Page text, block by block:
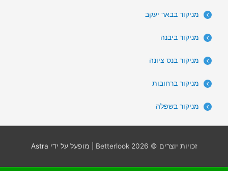
מניקור בבאר יעקב
מניקור ביבנה
מניקור בנס ציונה
מניקור ברחובות
מניקור בשפלה
זכויות יוצרים © 2026 Betterlook | מופעל על ידי Astra